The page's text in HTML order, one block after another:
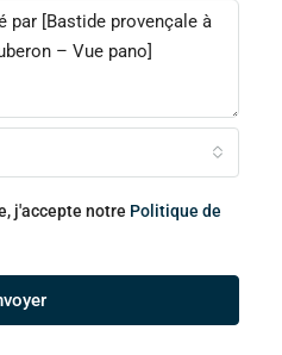
j'accepte notre Politique de